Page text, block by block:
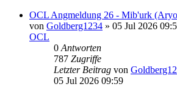
OCL Angmeldung 26 - Mib'urk
von Goldberg1234 » 05 Jul 2026
OCL
0 Antworten
787 Zugriffe
Letzter Beitrag von
05 Jul 2026 09:59